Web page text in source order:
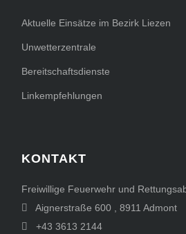
Aktuelle Einsätze im Bezirk Liezen
Unwetterzentrale
Bereitschaftsdienste
Linkempfehlungen
KONTAKT
Freiwillige Feuerwehr und
Aignerstraße 600
8911 Admont
+43 3613 2144